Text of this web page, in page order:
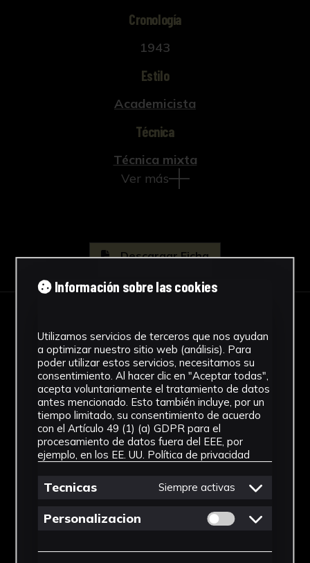
Cronología
1943
Estilo
Academicista
Técnica
Técnica mixta
Ver más
Descargar Ficha
IMÁGENES
Información sobre las cookies
Utilizamos servicios de terceros que nos ayudan
a optimizar nuestro sitio web (análisis). Para
poder utilizar estos servicios, necesitamos su
consentimiento. Al hacer clic en "Aceptar todas",
acepta voluntariamente el tratamiento de datos
antes mencionado. Esto también incluye, por un
tiempo limitado, su consentimiento de acuerdo
con el Artículo 49 (1) (a) GDPR para el
procesamiento de datos fuera del EEE, por
ejemplo, en los EE. UU. Política de privacidad
Tecnicas Siempre activas
Personalizacion Permitir cookies